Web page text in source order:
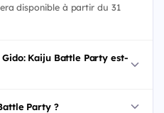
disponible à partir du 31
Kaiju Battle Party est-
Party ?